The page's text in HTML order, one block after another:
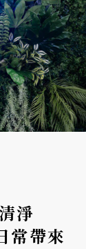
淨
常帶來